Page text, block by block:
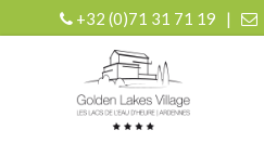
+32 (0)71 31 71 19 |
| r